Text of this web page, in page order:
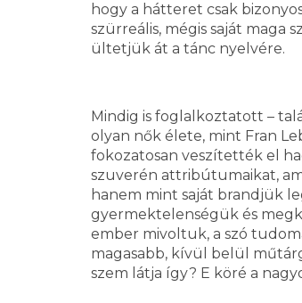
hogy a hátteret csak
szürreális, mégis saját maga
ültetjük át a tánc nyelvére.
Mindig is foglalkoztatott –
olyan nők élete, mint Fran
fokozatosan veszítették el
szuverén attribútumaikat,
hanem mint saját brandjük
gyermektelenségük és
ember mivoltuk, a szó
magasabb, kívül belül
szem látja így? E köré a